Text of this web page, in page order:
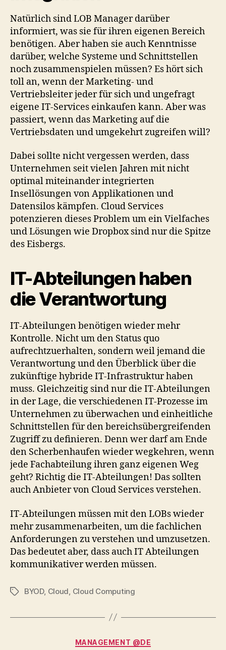
Natürlich sind LOB Manager darüber
informiert, was sie für ihren eigenen Bereich
benötigen. Aber haben sie auch Kenntnisse
darüber, welche Systeme und Schnittstellen
noch zusammenspielen müssen? Es hört sich
toll an, wenn der Marketing- und
Vertriebsleiter jeder für sich und ungefragt
eigene IT-Services einkaufen kann. Aber was
passiert, wenn das Marketing auf die
Vertriebsdaten und umgekehrt zugreifen will?
Dabei sollte nicht vergessen werden, dass
Unternehmen seit vielen Jahren mit nicht
optimal miteinander integrierten
Insellösungen von Applikationen und
Datensilos kämpfen. Cloud Services
potenzieren dieses Problem um ein Vielfaches
und Lösungen wie Dropbox sind nur die Spitze
des Eisbergs.
IT-Abteilungen haben
die Verantwortung
IT-Abteilungen benötigen wieder mehr
Kontrolle. Nicht um den Status quo
aufrechtzuerhalten, sondern weil jemand die
Verantwortung und den Überblick über die
zukünftige hybride IT-Infrastruktur haben
muss. Gleichzeitig sind nur die IT-Abteilungen
in der Lage, die verschiedenen IT-Prozesse im
Unternehmen zu überwachen und einheitliche
Schnittstellen für den bereichsübergreifenden
Zugriff zu definieren. Denn wer darf am Ende
den Scherbenhaufen wieder wegkehren, wenn
jede Fachabteilung ihren ganz eigenen Weg
geht? Richtig die IT-Abteilungen! Das sollten
auch Anbieter von Cloud Services verstehen.
IT-Abteilungen müssen mit den LOBs wieder
mehr zusammenarbeiten, um die fachlichen
Anforderungen zu verstehen und umzusetzen.
Das bedeutet aber, dass auch IT Abteilungen
kommunikativer werden müssen.
TagsBYOD, Cloud Cloud Computing
Categories
MANAGEMENT @DE